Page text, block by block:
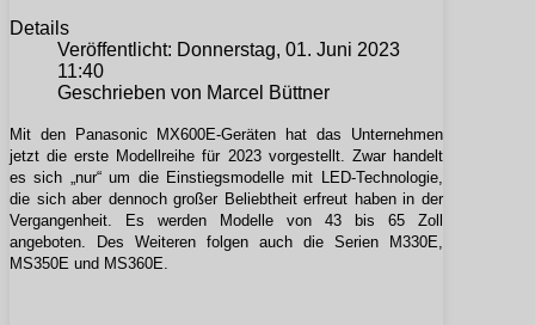
Details
Veröffentlicht: Donnerstag, 01. Juni 2023
11:40
Geschrieben von Marcel Büttner
Mit den Panasonic MX600E-Geräten hat das Unternehmen
jetzt die erste Modellreihe für 2023 vorgestellt. Zwar handelt
es sich „nur“ um die Einstiegsmodelle mit LED-Technologie,
die sich aber dennoch großer Beliebtheit erfreut haben in der
Vergangenheit. Es werden Modelle von 43 bis 65 Zoll
angeboten. Des Weiteren folgen auch die Serien M330E,
MS350E und MS360E.